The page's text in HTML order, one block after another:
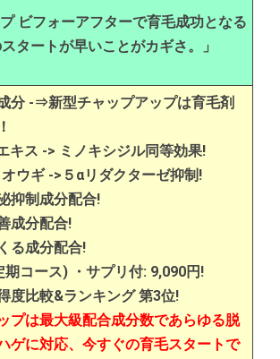
プ ビフォーアフターで育毛成功となる
タートが早いことがカギさ。」
分 -⇒新型チャップアップは育毛剤
キス -> ミノキシジル同等効果!
ウギ ->５αリダクターゼ抑制!
抑制成分配合!
成分配合!
る成分配合!
期コース) ・サプリ付: 9,090円!
度比較&ランキング 第3位!
プは最大級配合成分数であらゆる脱
ゲに対応、今すぐの育毛スタートで